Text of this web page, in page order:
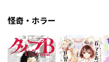
怪奇・ホラー